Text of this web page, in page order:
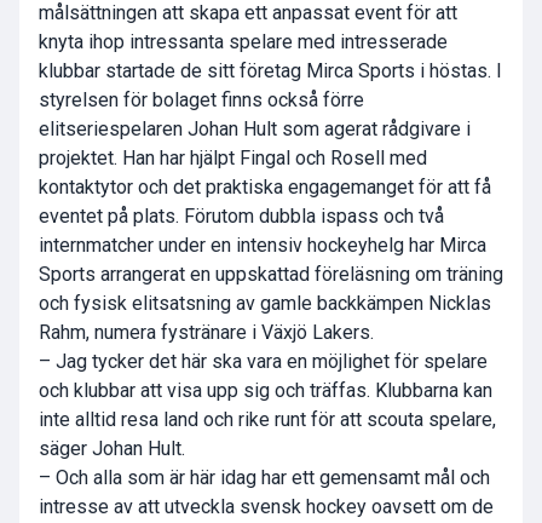
målsättningen att skapa ett anpassat event för att
knyta ihop intressanta spelare med intresserade
klubbar startade de sitt företag Mirca Sports i höstas. I
styrelsen för bolaget finns också förre
elitseriespelaren Johan Hult som agerat rådgivare i
projektet. Han har hjälpt Fingal och Rosell med
kontaktytor och det praktiska engagemanget för att få
eventet på plats. Förutom dubbla ispass och två
internmatcher under en intensiv hockeyhelg har Mirca
Sports arrangerat en uppskattad föreläsning om träning
och fysisk elitsatsning av gamle backkämpen Nicklas
Rahm, numera fystränare i Växjö Lakers.
– Jag tycker det här ska vara en möjlighet för spelare
och klubbar att visa upp sig och träffas. Klubbarna kan
inte alltid resa land och rike runt för att scouta spelare,
säger Johan Hult.
– Och alla som är här idag har ett gemensamt mål och
intresse av att utveckla svensk hockey oavsett om de